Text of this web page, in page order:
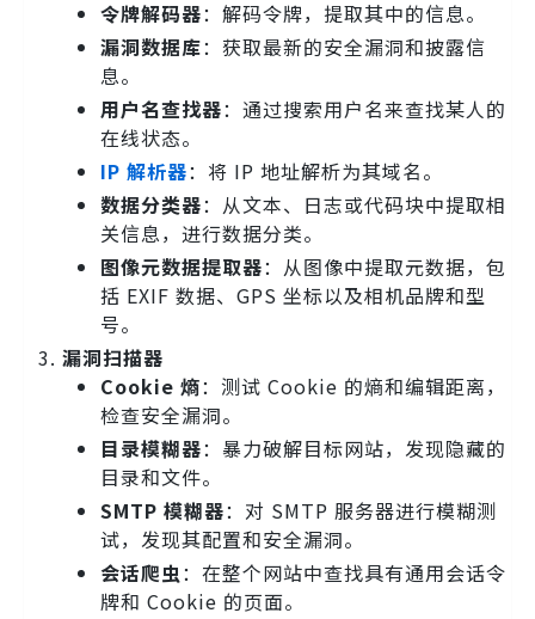
令牌解码器：解码令牌，提取其中的信息。
漏洞数据库：获取最新的安全漏洞和披露信
息。
用户名查找器：通过搜索用户名来查找某人的
在线状态。
IP 解析器：将 IP 地址解析为其域名。
数据分类器：从文本、日志或代码块中提取相
关信息，进行数据分类。
图像元数据提取器：从图像中提取元数据，包
括 EXIF 数据、GPS 坐标以及相机品牌和型
号。
漏洞扫描器
Cookie 熵：测试 Cookie 的熵和编辑距离，
检查安全漏洞。
目录模糊器：暴力破解目标网站，发现隐藏的
目录和文件。
SMTP 模糊器：对 SMTP 服务器进行模糊测
试，发现其配置和安全漏洞。
会话爬虫：在整个网站中查找具有通用会话令
牌和 Cookie 的页面。